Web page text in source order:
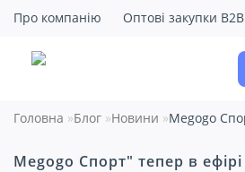
Про компанію Оптові закупки B2B
Головна Блог Новини Megogo
Megogo Спорт" тепер в ефірі